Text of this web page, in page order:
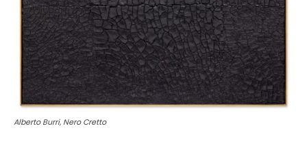
Alberto Burri, Nero Cretto